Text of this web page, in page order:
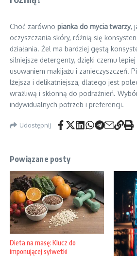
Choć zarówno pianka do mycia twarzy,
oczyszczania skóry, różnią się
działania. Żel ma bardziej gęstą
silniejsze detergenty, dzięki czemu
usuwaniem makijażu i zanieczyszczeń.
lżejsza i delikatniejsza, dlatego jest
wrażliwą i skłonną do podrażnień.
indywidualnych potrzeb i preferencji.
Udostępnij
Powiązane posty
Dieta na masę: Klucz do
imponującej sylwetki